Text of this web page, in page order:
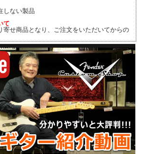
しない製品
て
寄せ商品となり、ご注文をいただいてからの